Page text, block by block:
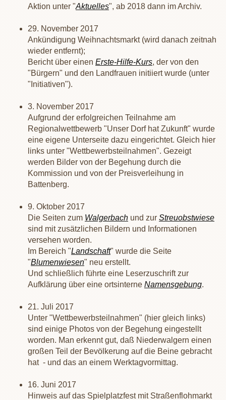
Aktion unter "Aktuelles", ab 2018 dann im Archiv.
29. November 2017
Ankündigung Weihnachtsmarkt (wird danach zeitnah
wieder entfernt);
Bericht über einen Erste-Hilfe-Kurs, der von den
"Bürgern" und den Landfrauen initiiert wurde (unter
"Initiativen").
3. November 2017
Aufgrund der erfolgreichen Teilnahme am
Regionalwettbewerb "Unser Dorf hat Zukunft" wurde
eine eigene Unterseite dazu eingerichtet. Gleich hier
links unter "Wettbewerbsteilnahmen". Gezeigt
werden Bilder von der Begehung durch die
Kommission und von der Preisverleihung in
Battenberg.
9. Oktober 2017
Die Seiten zum Walgerbach und zur Streuobstwiese
sind mit zusätzlichen Bildern und Informationen
versehen worden.
Im Bereich "Landschaft" wurde die Seite
"Blumenwiesen" neu erstellt.
Und schließlich führte eine Leserzuschrift zur
Aufklärung über eine ortsinterne Namensgebung.
21. Juli 2017
Unter "Wettbewerbsteilnahmen" (hier gleich links)
sind einige Photos von der Begehung eingestellt
worden. Man erkennt gut, daß Niederwalgern einen
großen Teil der Bevölkerung auf die Beine gebracht
hat - und das an einem Werktagvormittag.
16. Juni 2017
Hinweis auf das Spielplatzfest mit Straßenflohmarkt